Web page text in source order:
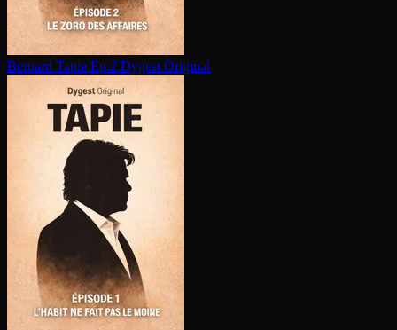
Bernard Tapie Ep.2 Dygest Original